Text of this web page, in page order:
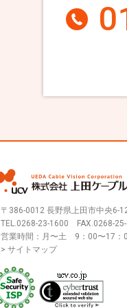
〒386-0012 長野県上田市中央6-
TEL.0268-23-1600 FAX.0268-
営業時間：月〜土 9：00〜17：
> サイトマップ